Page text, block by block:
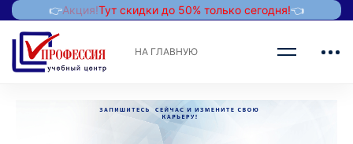
👉Акция!Тут скидки до 50% только сегодня!👈
НА ГЛАВНУЮ